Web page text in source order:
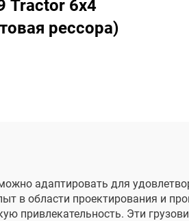
Tractor 6x4
рессора)
адаптировать для
в области проектирования и
привлекательность. Эти